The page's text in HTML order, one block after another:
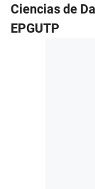
Ciencias de
EPGUTP